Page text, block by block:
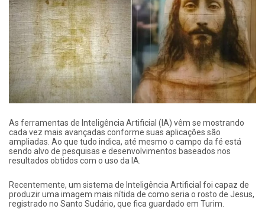
As ferramentas de Inteligência Artificial (IA) vêm se mostrando
cada vez mais avançadas conforme suas aplicações são
ampliadas. Ao que tudo indica, até mesmo o campo da fé está
sendo alvo de pesquisas e desenvolvimentos baseados nos
resultados obtidos com o uso da IA.
Recentemente, um sistema de Inteligência Artificial foi capaz de
produzir uma imagem mais nítida de como seria o rosto de Jesus,
registrado no Santo Sudário, que fica guardado em Turim.